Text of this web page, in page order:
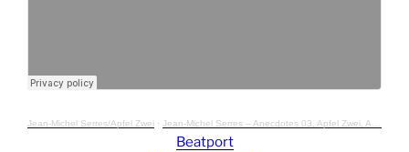
Jean-Michel Serres/Apfel Zwei · Jean-Michel Serres – Anecdotes 03, Apfel Zwei, APFEL011
Beatport